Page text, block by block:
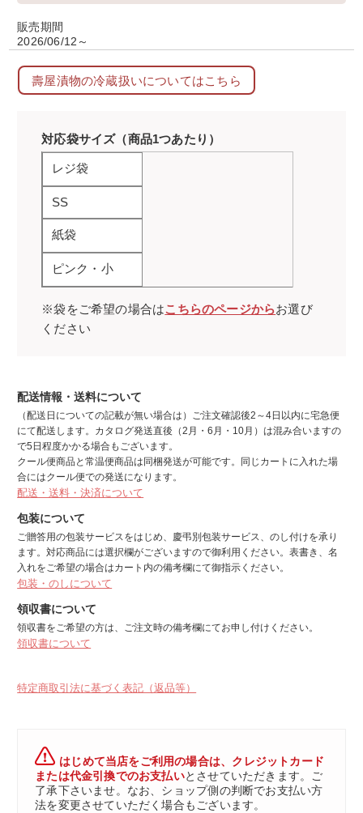
販売期間
2026/06/12～
壽屋漬物の冷蔵扱いについてはこちら
対応袋サイズ（商品1つあたり）
レジ袋
SS
紙袋
ピンク・小
※袋をご希望の場合はこちらのページからお選び
ください
配送情報・送料について
（配送日についての記載が無い場合は）ご注文確認後2～4日以内に宅急便
にて配送します。カタログ発送直後（2月・6月・10月）は混み合いますの
で5日程度かかる場合もございます。
クール便商品と常温便商品は同梱発送が可能です。同じカートに入れた場
合にはクール便での発送になります。
配送・送料・決済について
包装について
ご贈答用の包装サービスをはじめ、慶弔別包装サービス、のし付けを承り
ます。対応商品には選択欄がございますので御利用ください。表書き、名
入れをご希望の場合はカート内の備考欄にて御指示ください。
包装・のしについて
領収書について
領収書をご希望の方は、ご注文時の備考欄にてお申し付けください。
領収書について
特定商取引法に基づく表記（返品等）
はじめて当店をご利用の場合は、クレジットカード
または代金引換でのお支払いとさせていただきます。ご
了承下さいませ。なお、ショップ側の判断でお支払い方
法を変更させていただく場合もございます。